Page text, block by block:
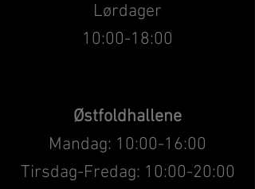
Lørdager
10:00-18:00
Østfoldhallene
Mandag: 10:00-16:00
Tirsdag-Fredag: 10:00-20:00